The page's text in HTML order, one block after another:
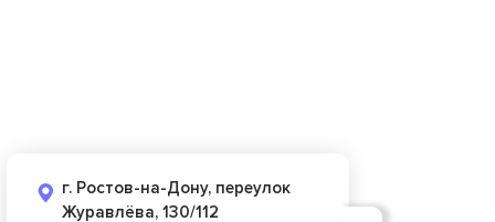
г. Ростов-на-Дону, переулок
Журавлёва, 130/112